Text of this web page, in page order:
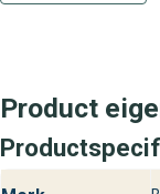
deze lijn
patronen, waardoor
personaliseert.
Product